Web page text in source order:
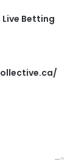
Betting